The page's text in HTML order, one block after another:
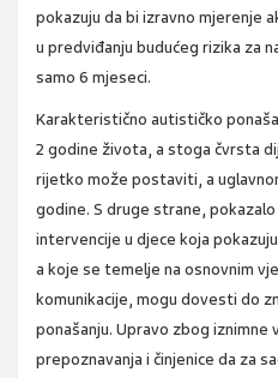
pokazuju da bi izravno mjerenje
u predviđanju budućeg rizika za
samo 6 mjeseci.
Karakteristično autističko
2 godine života, a stoga čvrsta
rijetko može postaviti, a
godine. S druge strane,
intervencije u djece koja
a koje se temelje na osnovnim
komunikacije, mogu dovesti do
ponašanju. Upravo zbog
prepoznavanja i činjenice da za